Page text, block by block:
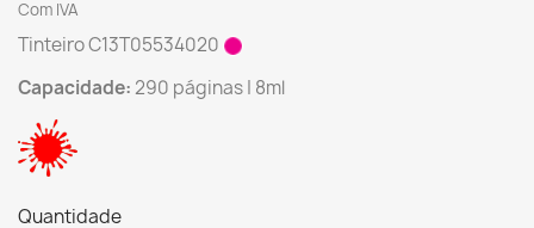
Com IVA
Tinteiro C13T05534020
Capacidade:290 páginas | 8ml
Quantidade